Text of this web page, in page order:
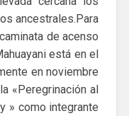
ancestrales.Para
de acenso
está en el
en noviembre
«Peregrinación al
» como integrante